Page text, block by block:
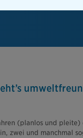
(planlos und
zwei und manchmal